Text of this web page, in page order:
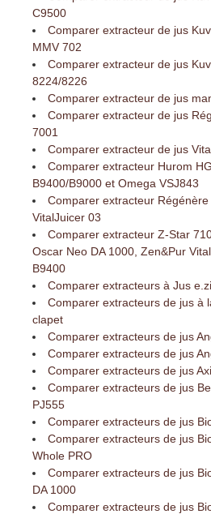
C9500
Comparer extracteur de jus
MMV 702
Comparer extracteur de jus
8224/8226
Comparer extracteur de jus
Comparer extracteur de jus
7001
Comparer extracteur de jus
Comparer extracteur Hurom
B9400/B9000 et Omega VSJ843
Comparer extracteur
VitalJuicer 03
Comparer extracteur Z-Star
Oscar Neo DA 1000, Zen&Pur
B9400
Comparer extracteurs à Jus
Comparer extracteurs de jus à
clapet
Comparer extracteurs de jus
Comparer extracteurs de jus
Comparer extracteurs de jus
Comparer extracteurs de jus
PJ555
Comparer extracteurs de jus
Comparer extracteurs de jus
Whole PRO
Comparer extracteurs de jus
DA 1000
Comparer extracteurs de jus